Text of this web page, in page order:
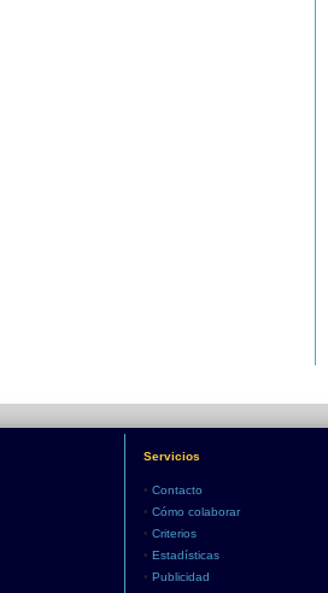
Servicios
• Contacto
• Cómo colaborar
• Criterios
• Estadísticas
• Publicidad